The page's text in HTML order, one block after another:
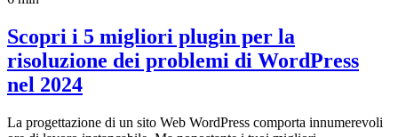
Scopri i 5 migliori plugin per la
risoluzione dei problemi di WordPress
nel 2024
La progettazione di un sito Web WordPress comporta innumerevoli